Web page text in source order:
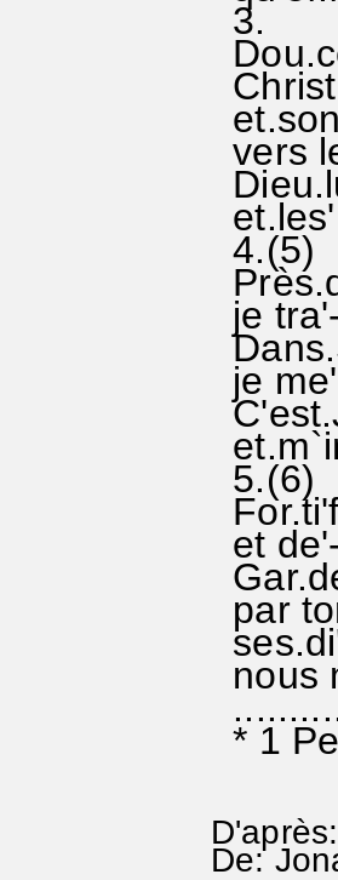
3.
vers
4.(5)
je
je
5.(6)
et
par
nous
* 1
De: